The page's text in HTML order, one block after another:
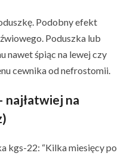
Podobny efekt
Poduszka lub
nawet śpiąc na lewej czy
cewnika od nefrostomii.
najłatwiej na
kgs-22: “Kilka miesięcy po